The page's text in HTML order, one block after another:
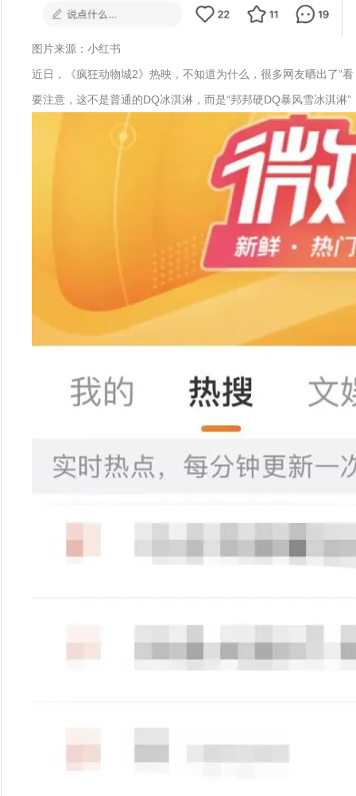
图片来源：小红书
近日，《疯狂动物城2》热映，不知道为什么，很多网友晒出了“
要注意，这不是普通的DQ冰淇淋，而是“邦邦硬DQ暴风雪冰淇